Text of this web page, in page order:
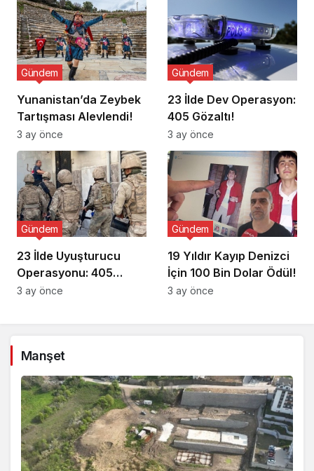
Yunanistan’da Zeybek
Tartışması Alevlendi!
Gündem
3 ay önce
23 İlde Dev Operasyon:
405 Gözaltı!
Gündem
3 ay önce
23 İlde Uyuşturucu
Operasyonu: 405
Gözaltı!
Gündem
3 ay önce
19 Yıldır Kayıp Denizci
İçin 100 Bin Dolar Ödül!
Gündem
3 ay önce
Manşet